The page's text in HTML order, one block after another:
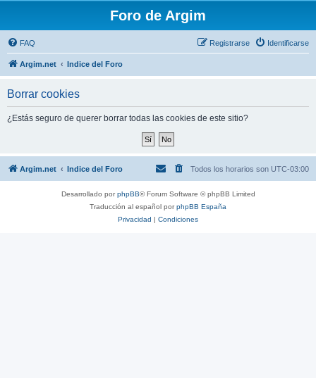
Foro de Argim
FAQ Identificarse
Registrarse
Argim.net Indice del Foro
Borrar cookies
¿Estás seguro de querer borrar todas las cookies de este sitio?
Argim.net Indice del Foro Todos los horarios son UTC-03:00
Desarrollado porphpBB® Forum Software © phpBB Limited
Traducción al español porphpBB España
Privacidad | Condiciones